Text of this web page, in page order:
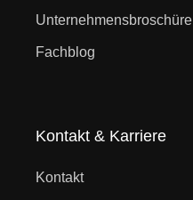
Unternehmensbroschüre
Fachblog
Kontakt & Karriere
Kontakt